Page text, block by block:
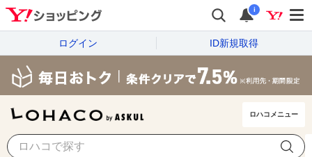
i
ログイン ID新規取得
ロハコメニュー